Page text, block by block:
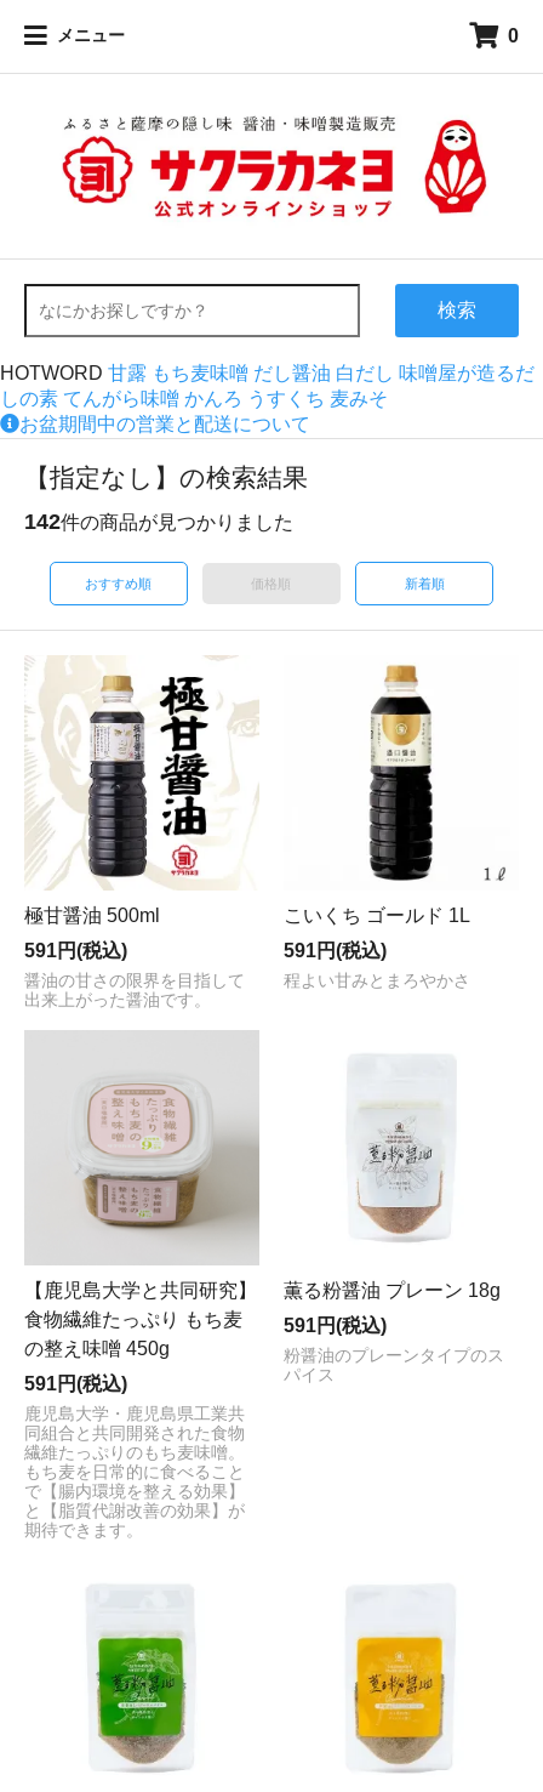
メニュー 0
検索
HOTWORD 甘露 もち麦味噌 だし醤油 白だし 味噌屋が造るだ
しの素 てんがら味噌 かんろ うすくち 麦みそ
お盆期間中の営業と配送について
【指定なし】の検索結果
142件の商品が見つかりました
おすすめ順 価格順 新着順
極甘醤油 500ml
591円(税込)
醤油の甘さの限界を目指して
出来上がった醤油です。
こいくち ゴールド 1L
591円(税込)
程よい甘みとまろやかさ
【鹿児島大学と共同研究】
食物繊維たっぷり もち麦
の整え味噌 450g
591円(税込)
鹿児島大学・鹿児島県工業共
同組合と共同開発された食物
繊維たっぷりのもち麦味噌。
もち麦を日常的に食べること
で【腸内環境を整える効果】
と【脂質代謝改善の効果】が
期待できます。
薫る粉醤油 プレーン 18g
591円(税込)
粉醤油のプレーンタイプのス
パイス